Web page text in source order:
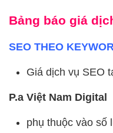
Bảng báo giá
SEO THEO
Giá dịch vụ SEO
P.a Việt Nam Digital
phụ thuộc vào số